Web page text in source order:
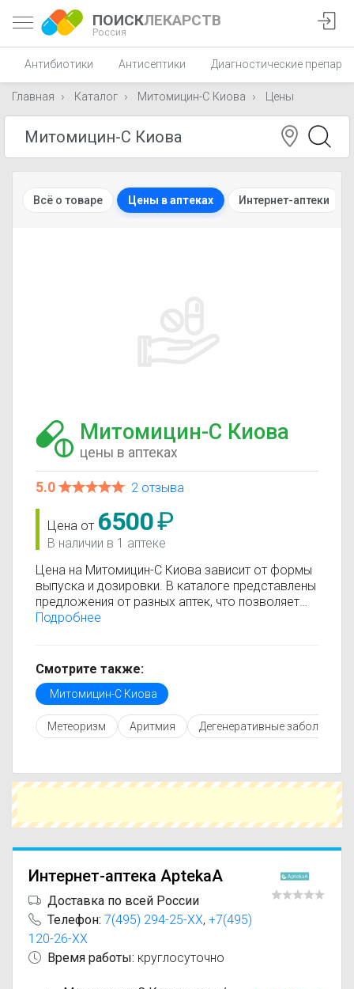
ПОИСКЛЕКАРСТВ
Россия
Антибиотики Антисептики Диагностические
Главная Каталог Митомицин-С Киова Цены
Всё о товаре Цены в аптеках Интернет-аптеки
Митомицин-С Киова
цены в аптеках
5.0 2 отзыва
Цена от 6500₽
В наличии в 1 аптеке
Цена на Митомицин-С Киова зависит от формы
выпуска и дозировки. В каталоге представлены
предложения от разных аптек, что позволяет
быстро найти, где купить Митомицин-С Киова по
только актуальные данные.
Перед покупкой рекомендуется ознакомиться с
инструкцией по применению, показаниями и
противопоказаниями. При необходимости вы
можете подобрать аналоги Митомицин-С Киова
Чтобы купить Митомицин-С Киова в ближайшей
аптеке, укажите свой город и сравните
и выбрать оптимальный вариант по цене и
Подробнее
Смотрите также:
Митомицин-С Киова
Метеоризм Аритмия Дегенеративные
Интернет-аптека AptekaA
Доставка по всей России
Телефон: 7(495) 294-25-XX, +7(495)
120-26-XX
Время работы: круглосуточно